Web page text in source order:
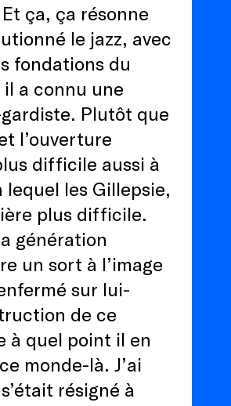
ça, ça résonne
le jazz, avec
fondations du
a connu une
Plutôt que
l’ouverture
difficile aussi à
les Gillepsie,
plus difficile.
génération
un sort à l’image
sur lui-
de ce
à quel point il en
monde-là. J’ai
résigné à